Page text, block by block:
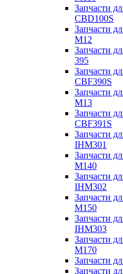
Запчасти
CBD100S
Запчасти
M12
Запчасти
395
Запчасти
CBF390S
Запчасти
M13
Запчасти
CBF391S
Запчасти
IHM301
Запчасти
M140
Запчасти
IHM302
Запчасти
M150
Запчасти
IHM303
Запчасти
M170
Запчасти
Запчасти